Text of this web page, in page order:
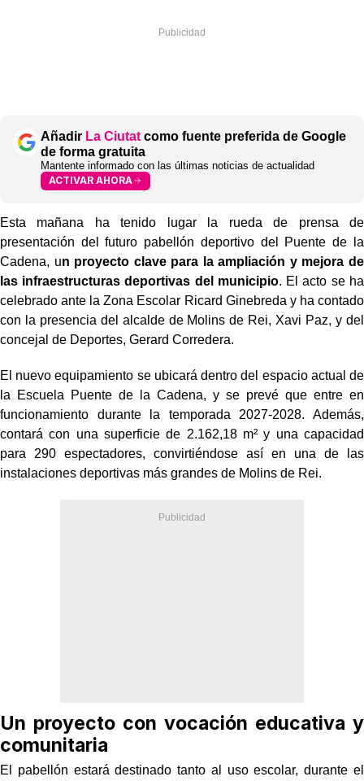
Añadir La Ciutat como fuente preferida de Google
de forma gratuita
Mantente informado con las últimas noticias de actualidad
ACTIVAR AHORA
Esta mañana ha tenido lugar la rueda de prensa de
presentación del futuro pabellón deportivo del Puente de la
Cadena, un proyecto clave para la ampliación y mejora de
las infraestructuras deportivas del municipio. El acto se ha
celebrado ante la Zona Escolar Ricard Ginebreda y ha contado
con la presencia del alcalde de Molins de Rei, Xavi Paz, y del
concejal de Deportes, Gerard Corredera.
El nuevo equipamiento se ubicará dentro del espacio actual de
la Escuela Puente de la Cadena, y se prevé que entre en
funcionamiento durante la temporada 2027-2028. Además,
contará con una superficie de 2.162,18 m² y una capacidad
para 290 espectadores, convirtiéndose así en una de las
instalaciones deportivas más grandes de Molins de Rei.
Un proyecto con vocación educativa y
comunitaria
El pabellón estará destinado tanto al uso escolar, durante el